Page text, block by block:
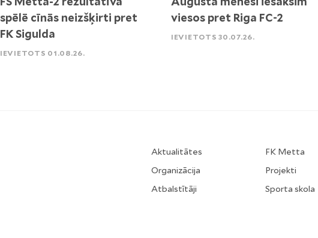
spēlē cīnās neizšķirti pret
FK Sigulda
IEVIETOTS 01.08.26.
viesos pret Riga FC-2
IEVIETOTS 30.07.26.
Aktualitātes
Organizācija
Atbalstītāji
FK Metta
Projekti
Sporta skola